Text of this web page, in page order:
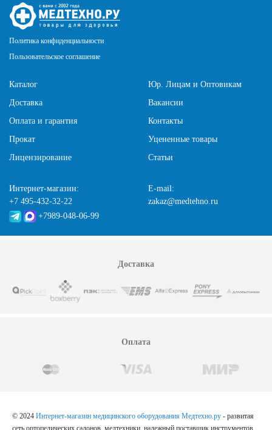
Политика конфиденциальности
Пользовательское соглашение
Каталог
Доставка
Оплата и гарантия
Прокат
Лицензирование
Юр. Лицам и Оптовикам
Вакансии
Контакты
Уцененные товары
Статьи
Интернет-магазин:
+7 495-432-32-22
+7989-048-06-99
E-mail:
zakaz@medtehno.ru
Доставка
Оплата
© 2024 Интернет-магазин медицинского оборудования Медтехно.ру - развитая
сеть ортопедических салонов, медтехники, надежный поставщик инструментов